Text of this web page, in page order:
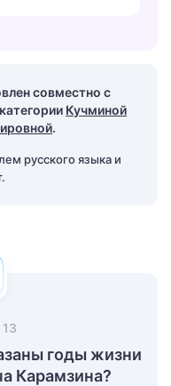
совместно с
Кучминой
.
русского языка и
13
годы жизни
Карамзина?